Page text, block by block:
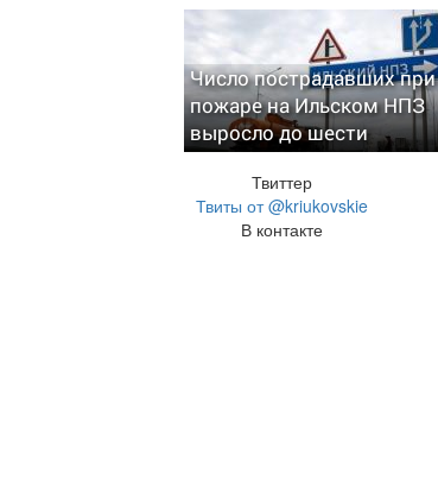
Число пострадавших при
пожаре на Ильском НПЗ
выросло до шести
Твиттер
Твиты от @kriukovskie
В контакте